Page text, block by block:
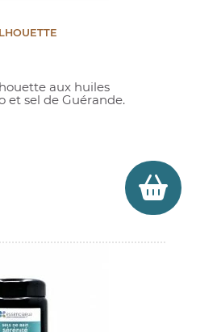
aux huiles
et sel de Guérande.